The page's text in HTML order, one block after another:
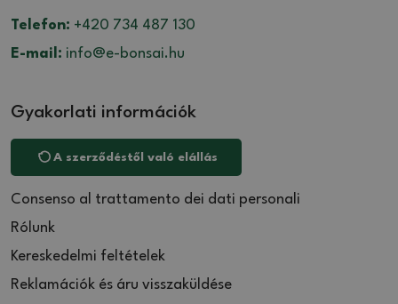
Telefon: +420 734 487 130
E-mail: info@e-bonsai.hu
Gyakorlati információk
A szerződéstől való elállás
Consenso al trattamento dei dati personali
Rólunk
Kereskedelmi feltételek
Reklamációk és áru visszaküldése